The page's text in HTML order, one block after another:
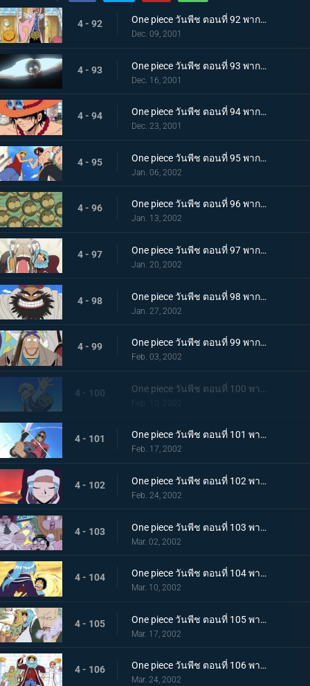
4 - 92 One piece วันพีช ตอนที่ 92 พากย์ไทย วีรบุรุษแห่งอลาบัสต้า และกะเทยสาวนักบัลเล่ต์สุดสวย
Dec. 09, 2001
4 - 93 One piece วันพีช ตอนที่ 93 พากย์ไทย มุ่งสู่เมืองแห่งทราย กองกำลังทหารปฏิวัติและผงเรียกฝน!
Dec. 16, 2001
4 - 94 One piece วันพีช ตอนที่ 94 พากย์ไทย การพบกันอีกครั้งของเหล่าฮีโร นามนั้นคือเอสหมัดเพลิง!
Dec. 23, 2001
4 - 95 One piece วันพีช ตอนที่ 95 พากย์ไทย เอสและลูฟี่ ความทรงจำอันแสนเร่าร้อน และบาดแผลของสองพี่น้อง
Jan. 06, 2002
4 - 96 One piece วันพีช ตอนที่ 96 พากย์ไทย เอลุมารุ เมืองแห่งสีเขียว และพะยูนกังฟู
Jan. 13, 2002
4 - 97 One piece วันพีช ตอนที่ 97 พากย์ไทย การผจญภัยในอาณาจักรแห่งทราย ปีศาจบนแผ่นดินอันแสนร้อนระอุ
Jan. 20, 2002
4 - 98 One piece วันพีช ตอนที่ 98 พากย์ไทย กลุ่มโจรสลัดแห่งทะเลทรายปรากฏกาย เหล่าบุรุษผู้มีชีวิตอย่างเสรี
Jan. 27, 2002
4 - 99 One piece วันพีช ตอนที่ 99 พากย์ไทย ความมุ่งมั่นจอมปลอม หัวใจของทหารกองกำลังปฏิวัติ คามิล
Feb. 03, 2002
4 - 100
Feb. 10, 2002
4 - 101 One piece วันพีช ตอนที่ 101 พากย์ไทย ศึกตัดสินแห่งเปลวเพลิง เอส ปะทะ มนุษย์แมงป่อง
Feb. 17, 2002
4 - 102 One piece วันพีช ตอนที่ 102 พากย์ไทย ซากโบราณและเด็กหลงทาง วีวี่กับพรรคพวกและประเทศ
Feb. 24, 2002
4 - 103 One piece วันพีช ตอนที่ 103 พากย์ไทย รวมพลเฉพาะกิจ แปดนาฬิกาที่สไปเดอร์คาเฟ่!
Mar. 02, 2002
4 - 104 One piece วันพีช ตอนที่ 104 พากย์ไทย ลูฟี่ ปะทะ วีวี่ คำสาบานแห่งน้ำตา ที่เอามิตรภาพเป็นเดิมพัน!
Mar. 10, 2002
4 - 105 One piece วันพีช ตอนที่ 105 พากย์ไทย เส้นทางสู่สงครามอลาบัสต้า เมืองแห่งฝัน..เรนเบส
Mar. 17, 2002
4 - 106 One piece วันพีช ตอนที่ 106 พากย์ไทย ทะลวงเข้าเรนดินัส กับดักที่เล่นเอาถึงตาย
Mar. 24, 2002